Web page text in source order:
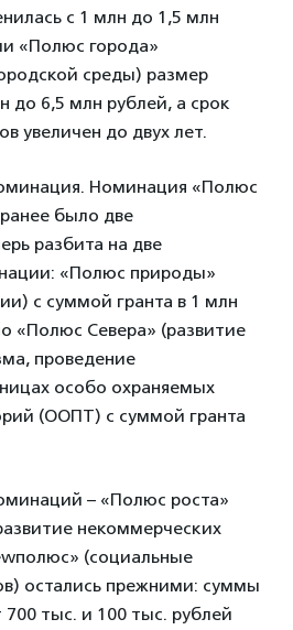
с 1 млн до 1,5 млн
«Полюс города»
среды) размер
до 6,5 млн рублей, а срок
увеличен до двух лет.
Номинация «Полюс
было две
разбита на две
«Полюс природы»
с суммой гранта в 1 млн
«Полюс Севера» (развитие
проведение
особо охраняемых
(ООПТ) с суммой гранта
– «Полюс роста»
некоммерческих
(социальные
остались прежними: суммы
700 тыс. и 100 тыс. рублей